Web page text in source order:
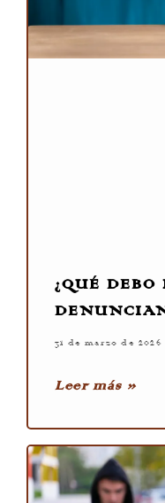
¿QUÉ
31 de marzo de 2026
Leer más »